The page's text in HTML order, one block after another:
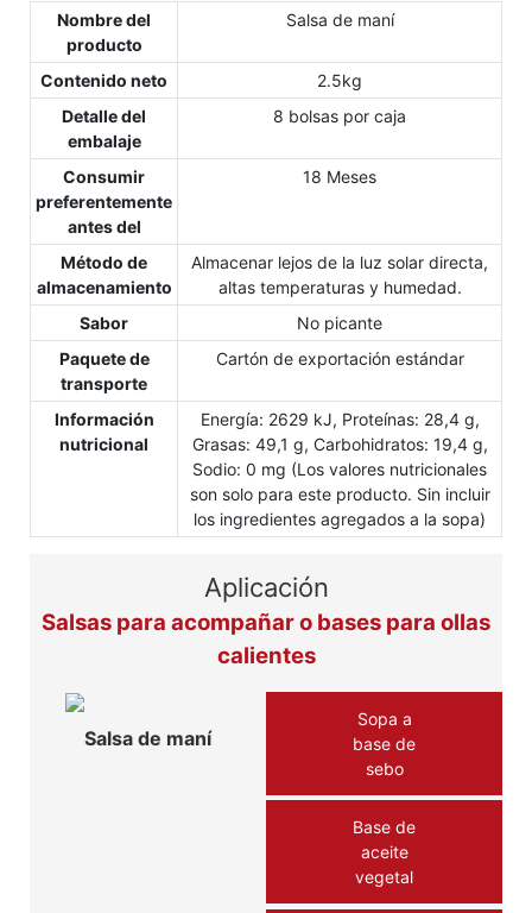
Nombre del
producto
Salsa de maní
Contenido neto
2.5kg
Detalle del
embalaje
8 bolsas por caja
Consumir
preferentemente
antes del
18 Meses
Método de
almacenamiento
Almacenar lejos de la luz solar directa,
altas temperaturas y humedad.
Sabor
No picante
Paquete de
transporte
Cartón de exportación estándar
Información
nutricional
Energía: 2629 kJ, Proteínas: 28,4 g,
Grasas: 49,1 g, Carbohidratos: 19,4 g,
Sodio: 0 mg (Los valores nutricionales
son solo para este producto. Sin incluir
los ingredientes agregados a la sopa)
Aplicación
Salsas para acompañar o bases para ollas
calientes
Salsa de maní
Sopa a
base de
sebo
Base de
aceite
vegetal